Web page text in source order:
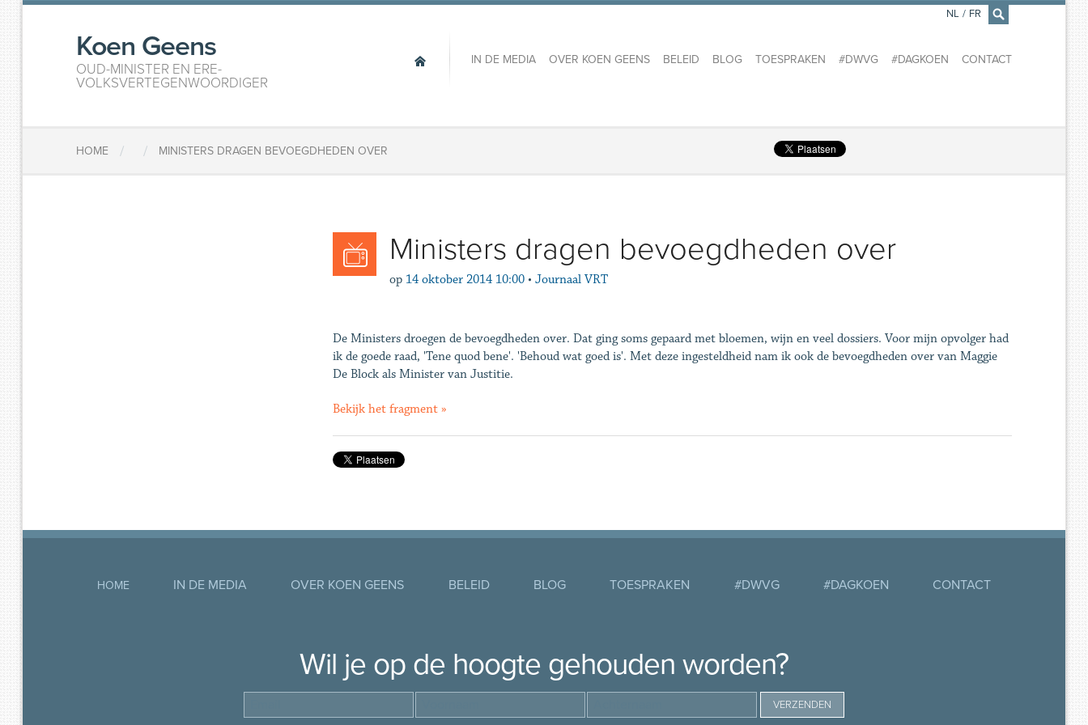
×
Koen Geens
OUD-MINISTER EN ERE-
VOLKSVERTEGENWOORDIGER
IN DE MEDIA OVER KOEN GEENS BELEID BLOG TOESPRAKEN #DWVG #DAGKOEN CONTACT
NL / FR
HOME / / MINISTERS DRAGEN BEVOEGDHEDEN OVER
Ministers dragen bevoegdheden over
op 14 oktober 2014 10:00 • Journaal VRT
De Ministers droegen de bevoegdheden over. Dat ging soms gepaard met bloemen, wijn en veel dossiers. Voor mijn opvolger had
ik de goede raad, 'Tene quod bene'. 'Behoud wat goed is'. Met deze ingesteldheid nam ik ook de bevoegdheden over van Maggie
De Block als Minister van Justitie.
Bekijk het fragment »
HOME IN DE MEDIA OVER KOEN GEENS BELEID BLOG TOESPRAKEN #DWVG #DAGKOEN CONTACT
Wil je op de hoogte gehouden worden?